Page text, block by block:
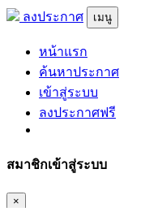
ลงประกาศ เมนู
หน้าแรก
ค้นหาประกาศ
เข้าสู่ระบบ
ลงประกาศฟรี
สมาชิกเข้าสู่ระบบ
×